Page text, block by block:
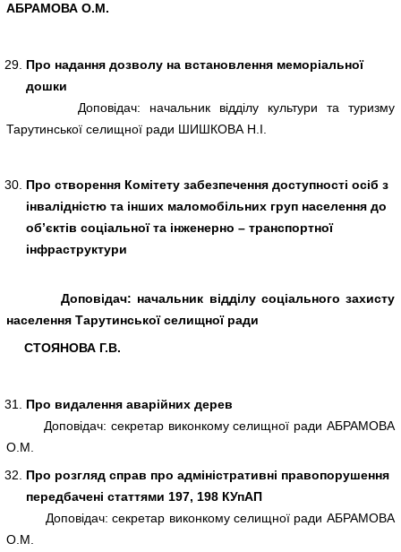
АБРАМОВА О.М.
Про надання дозволу на встановлення меморіальної
дошки
Доповідач: начальник відділу культури та туризму
Тарутинської селищної ради ШИШКОВА Н.І.
Про створення Комітету забезпечення доступності осіб з
інвалідністю та інших маломобільних груп населення до
об’єктів соціальної та інженерно – транспортної
інфраструктури
Доповідач: начальник відділу соціального захисту
населення Тарутинської селищної ради
СТОЯНОВА Г.В.
Про видалення аварійних дерев
Доповідач: секретар виконкому селищної ради АБРАМОВА
О.М.
Про розгляд справ про адміністративні правопорушення
передбачені статтями 197, 198 КУпАП
Доповідач: секретар виконкому селищної ради АБРАМОВА
О.М.